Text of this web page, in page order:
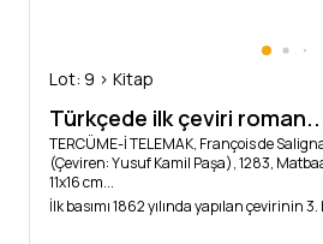
Lot: 9 > Kitap
Türkçede ilk çeviri
TERCÜME-İ TELEMAK, François de
(Çeviren: Yusuf Kamil Paşa), 1283,
11x16 cm...
İlk basımı 1862 yılında yapılan çevirinin 3.